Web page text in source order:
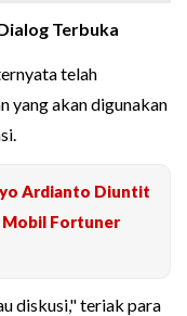
Terbuka
telah
yang akan digunakan
Ardianto Diuntit
Mobil Fortuner
diskusi," teriak para